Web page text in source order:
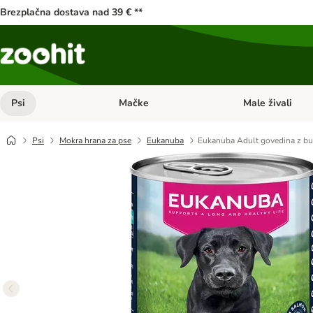
Brezplačna dostava nad 39 € **
Psi Odprite meni kategorij: Psi
Mačke Odprite meni
Male živali
Psi Mokra hrana za pse Eukanuba Eukanuba Adult govedina z